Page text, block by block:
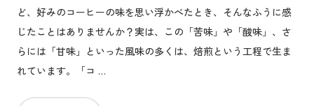
ど、好みのコーヒーの味を思い浮かべたとき、そんなふうに感
じたことはありませんか？実は、この「苦味」や「酸味」、さ
らには「甘味」といった風味の多くは、焙煎という工程で生ま
れています。「コ …